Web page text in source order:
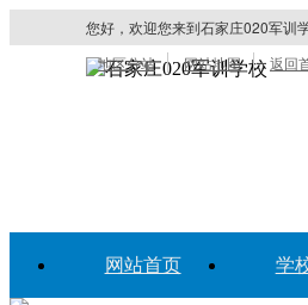
您好，欢迎您来到石家庄020军训
地区分站
网站地图 返回
网站首页 学